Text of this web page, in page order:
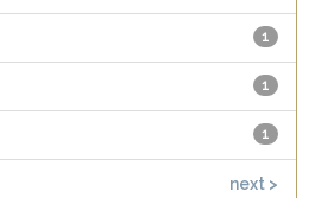
1
1
1
next >